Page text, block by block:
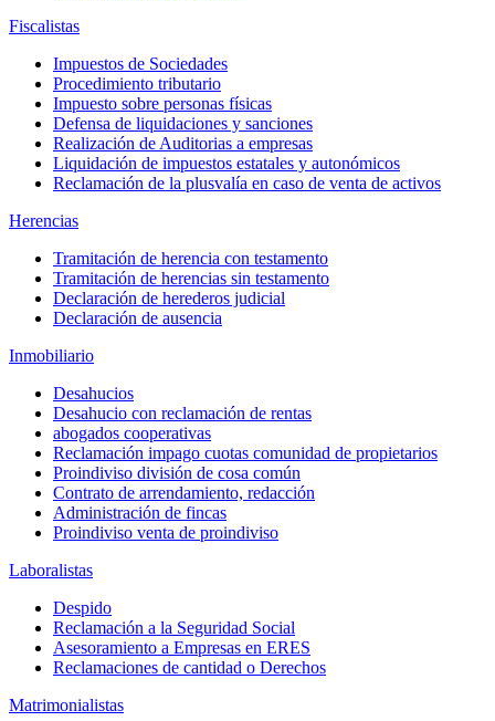
Fiscalistas
Impuestos de Sociedades
Procedimiento tributario
Impuesto sobre personas físicas
Defensa de liquidaciones y sanciones
Realización de Auditorias a empresas
Liquidación de impuestos estatales y autonómicos
Reclamación de la plusvalía en caso de venta de activos
Herencias
Tramitación de herencia con testamento
Tramitación de herencias sin testamento
Declaración de herederos judicial
Declaración de ausencia
Inmobiliario
Desahucios
Desahucio con reclamación de rentas
abogados cooperativas
Reclamación impago cuotas comunidad de propietarios
Proindiviso división de cosa común
Contrato de arrendamiento, redacción
Administración de fincas
Proindiviso venta de proindiviso
Laboralistas
Despido
Reclamación a la Seguridad Social
Asesoramiento a Empresas en ERES
Reclamaciones de cantidad o Derechos
Matrimonialistas